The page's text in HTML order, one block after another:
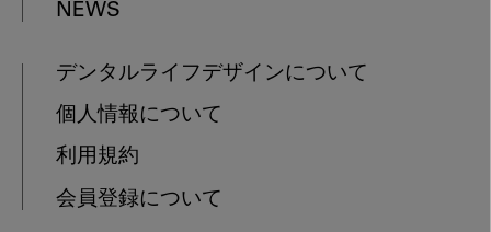
NEWS
デンタルライフデザインについて
個人情報について
利用規約
会員登録について